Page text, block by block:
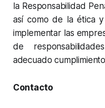
la Responsabilidad
así como de la ética
implementar las
de
adecuado
Contacto